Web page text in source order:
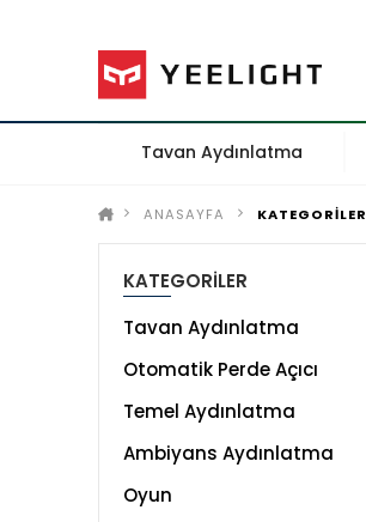
Tavan Aydınlatma
ANASAYFA KATEGORİLER
KATEGORİLER
Tavan Aydınlatma
Otomatik Perde Açıcı
Temel Aydınlatma
Ambiyans Aydınlatma
Oyun